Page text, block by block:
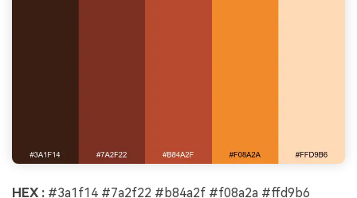
HEX : #3a1f14 #7a2f22 #b84a2f #f08a2a #ffd9b6